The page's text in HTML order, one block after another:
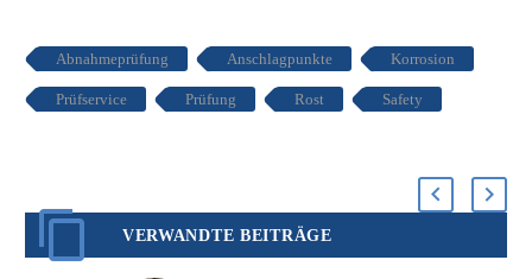
Abnahmeprüfung Anschlagpunkte Korrosion
Prüfservice Prüfung Rost Safety
VERWANDTE BEITRÄGE